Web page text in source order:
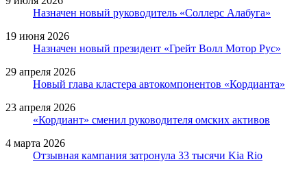
Назначен новый руководитель «Соллерс Алабуга»
19 июня 2026
Назначен новый президент «Грейт Волл Мотор Рус»
29 апреля 2026
Новый глава кластера автокомпонентов «Кордианта»
23 апреля 2026
«Кордиант» сменил руководителя омских активов
4 марта 2026
Отзывная кампания затронула 33 тысячи Kia Rio